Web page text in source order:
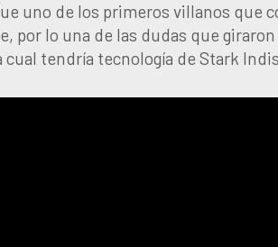
uno de los primeros villanos que
por lo una de las dudas que
cual tendría tecnología de Stark